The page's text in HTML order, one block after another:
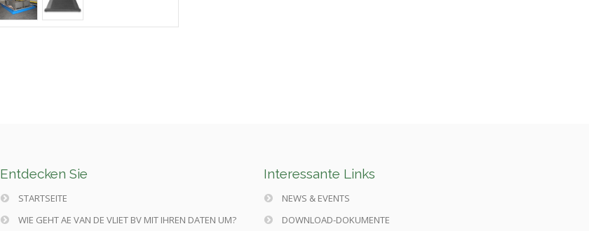
Entdecken Sie
STARTSEITE
WIE GEHT AE VAN DE VLIET BV MIT IHREN DATEN UM?
Interessante Links
NEWS & EVENTS
DOWNLOAD-DOKUMENTE